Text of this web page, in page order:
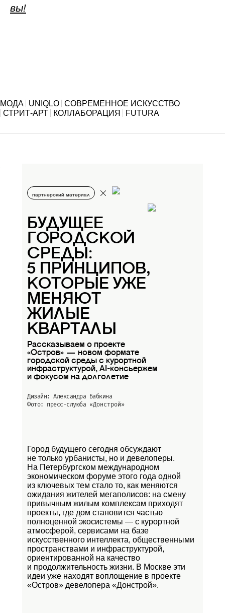
вы!
МОДА UNIQLO СОВРЕМЕННОЕ ИСКУССТВО
СТРИТ-АРТ
КОЛЛАБОРАЦИЯ FUTURA
партнерский материал
БУДУЩЕЕ
ГОРОДСКОЙ
СРЕДЫ:
5 ПРИНЦИПОВ,
КОТОРЫЕ УЖЕ
МЕНЯЮТ
ЖИЛЫЕ
КВАРТАЛЫ
Рассказываем о проекте
«Остров» — новом формате
городской среды с курортной
инфраструктурой, AI-консьержем
и фокусом на долголетие
Дизайн: Александра Бабкина
Фото: пресс-слуюба «Донстрой»
Город будущего сегодня обсуждают
не только урбанисты, но и девелоперы.
На Петербургском международном
экономическом форуме этого года одной
из ключевых тем стало то, как меняются
ожидания жителей мегаполисов: на смену
привычным жилым комплексам приходят
проекты, где дом становится частью
полноценной экосистемы — с курортной
атмосферой, сервисами на базе
искусственного интеллекта, общественными
пространствами и инфраструктурой,
ориентированной на качество
и продолжительность жизни. В Москве эти
идеи уже находят воплощение в проекте
«Остров» девелопера «Донстрой».